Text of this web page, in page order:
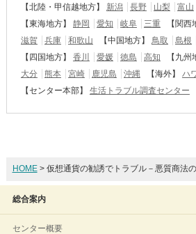
【北陸・甲信越地方】
新潟 長野 山梨 富山
【東海地方】
静岡 愛知 岐阜 三重 【関西
滋賀
兵庫 和歌山 【中国地方】 鳥取 島根
【四国地方】
香川 愛媛 徳島 高知 【九州
大分
熊本 宮崎 鹿児島 沖縄 【海外】 ハ
【センター本部】
生活トラブル調査センター
HOME> 仮想通貨の勧誘でトラブル－悪質商法
総合案内
センター概要